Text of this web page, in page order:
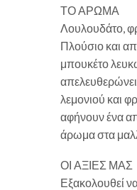
ΤΟ ΑΡΩΜΑ
Λουλουδάτο,
Πλούσιο και
μπουκέτο
απελευθερώνει
λεμονιού και
αφήνουν ένα
άρωμα στα
ΟΙ ΑΞΙΕΣ ΜΑΣ
Εξακολουθεί